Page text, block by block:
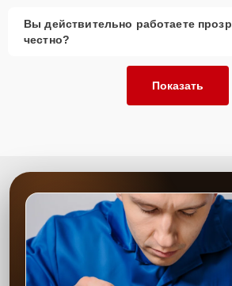
Вы действительно работаете
честно?
Показать